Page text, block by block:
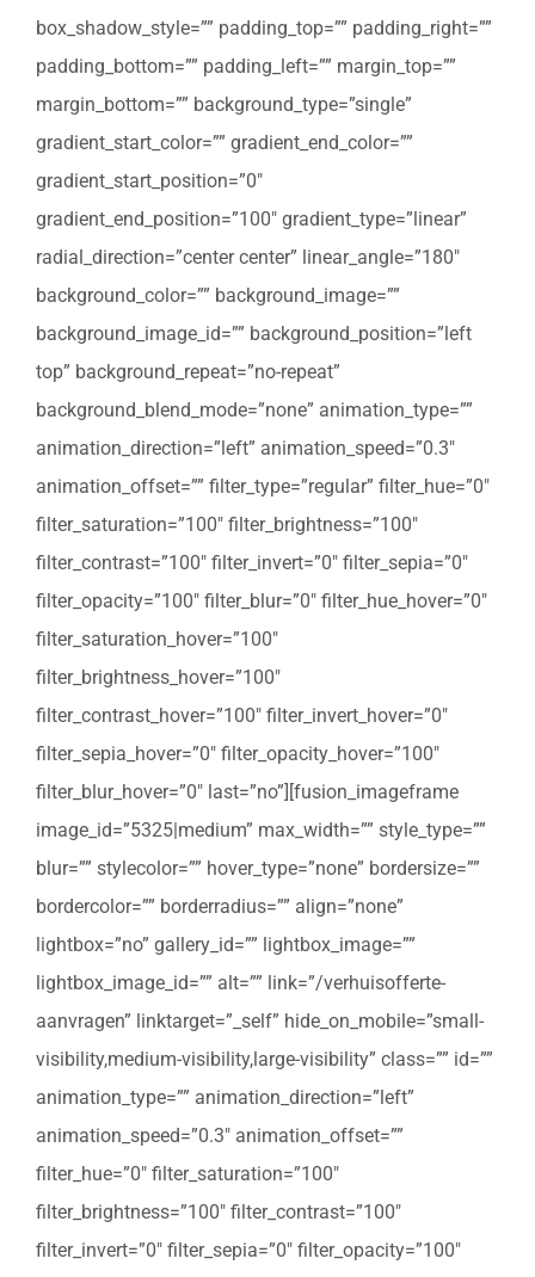
box_shadow_style=”” padding_top=”” padding_right=””
padding_bottom=”” padding_left=”” margin_top=””
margin_bottom=”” background_type=”single”
gradient_start_color=”” gradient_end_color=””
gradient_start_position=”0″
gradient_end_position=”100″ gradient_type=”linear”
radial_direction=”center center” linear_angle=”180″
background_color=”” background_image=””
background_image_id=”” background_position=”left
top” background_repeat=”no-repeat”
background_blend_mode=”none” animation_type=””
animation_direction=”left” animation_speed=”0.3″
animation_offset=”” filter_type=”regular” filter_hue=”0″
filter_saturation=”100″ filter_brightness=”100″
filter_contrast=”100″ filter_invert=”0″ filter_sepia=”0″
filter_opacity=”100″ filter_blur=”0″ filter_hue_hover=”0″
filter_saturation_hover=”100″
filter_brightness_hover=”100″
filter_contrast_hover=”100″ filter_invert_hover=”0″
filter_sepia_hover=”0″ filter_opacity_hover=”100″
filter_blur_hover=”0″ last=”no”][fusion_imageframe
image_id=”5325|medium” max_width=”” style_type=””
blur=”” stylecolor=”” hover_type=”none” bordersize=””
bordercolor=”” borderradius=”” align=”none”
lightbox=”no” gallery_id=”” lightbox_image=””
lightbox_image_id=”” alt=”” link=”/verhuisofferte-
aanvragen” linktarget=”_self” hide_on_mobile=”small-
visibility,medium-visibility,large-visibility” class=”” id=””
animation_type=”” animation_direction=”left”
animation_speed=”0.3″ animation_offset=””
filter_hue=”0″ filter_saturation=”100″
filter_brightness=”100″ filter_contrast=”100″
filter_invert=”0″ filter_sepia=”0″ filter_opacity=”100″